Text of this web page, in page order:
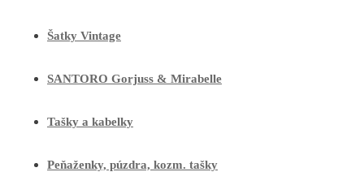
Šatky Vintage
SANTORO Gorjuss & Mirabelle
Tašky a kabelky
Peňaženky, púzdra, kozm. tašky